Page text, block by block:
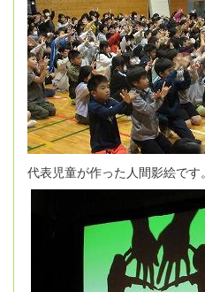
代表児童が作った人間影絵です。